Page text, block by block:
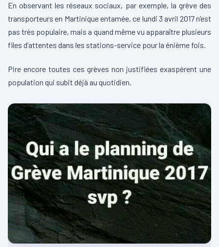
En observant les réseaux sociaux, par exemple, la grève des
transporteurs en Martinique entamée, ce lundi 3 avril 2017 n’est
pas très populaire, mais a quand même vu apparaître plusieurs
files d’attentes dans les stations-service pour la énième fois.
Pire encore toutes ces grèves non justifiées exaspèrent une
population qui subit déjà au quotidien.